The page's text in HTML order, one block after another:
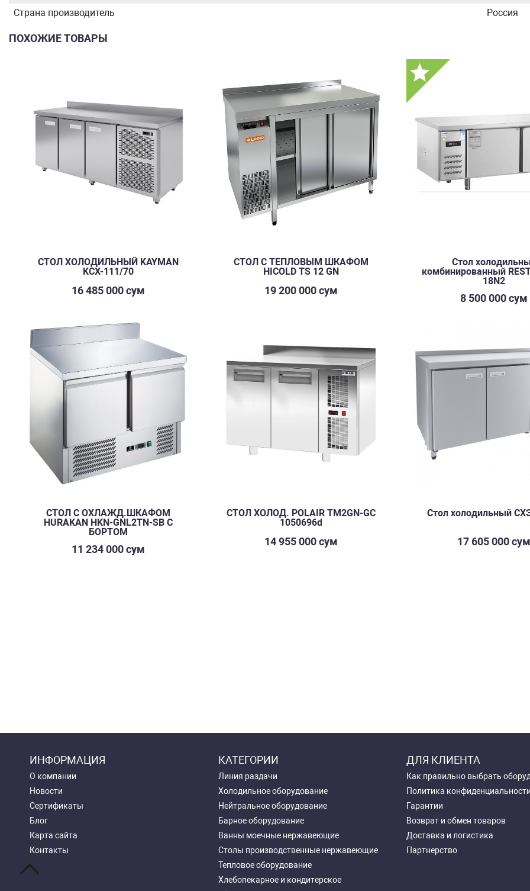
Страна производитель
Россия
ПОХОЖИЕ ТОВАРЫ
СТОЛ ХОЛОДИЛЬНЫЙ KAYMAN
KСХ-111/70
16 485 000 сум
СТОЛ С ТЕПЛОВЫМ ШКАФОМ
HICOLD TS 12 GN
19 200 000 сум
Стол
комбинированный
18N2
8 500 000 сум
СТОЛ С ОХЛАЖД.ШКАФОМ
HURAKAN HKN-GNL2TN-SB С
БОРТОМ
11 234 000 сум
СТОЛ ХОЛОД. POLAIR TM2GN-GC
1050696d
14 955 000 сум
Стол холодильный
17 605 000 сум
ИНФОРМАЦИЯ
О компании
Новости
Сертификаты
Блог
Карта сайта
Контакты
КАТЕГОРИИ
Линия раздачи
Холодильное оборудование
Нейтральное оборудование
Барное оборудование
Ванны моечные нержавеющие
Столы производственные нержавеющие
Тепловое оборудование
Хлебопекарное и кондитерское
ДЛЯ КЛИЕНТА
Как правильно выбрать
Политика конфиденциальности
Гарантии
Возврат и обмен товаров
Доставка и логистика
Партнерство